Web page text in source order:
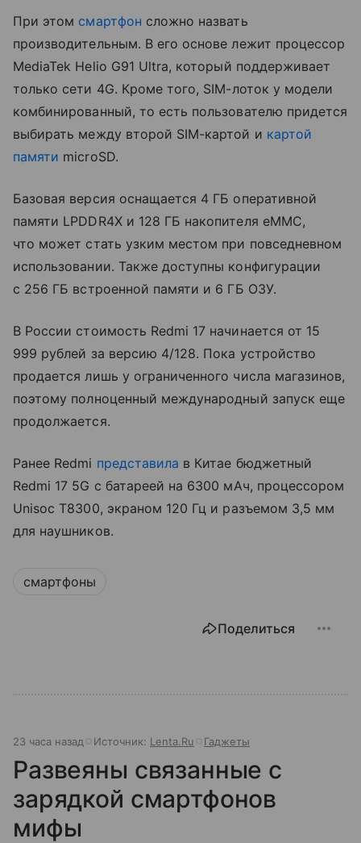
При этом смартфон сложно назвать
производительным. В его основе лежит процессор
MediaTek Helio G91 Ultra, который поддерживает
только сети 4G. Кроме того, SIM-лоток у модели
комбинированный, то есть пользователю придется
выбирать между второй SIM-картой и картой
памяти microSD.
Базовая версия оснащается 4 ГБ оперативной
памяти LPDDR4X и 128 ГБ накопителя eMMC,
что может стать узким местом при повседневном
использовании. Также доступны конфигурации
с 256 ГБ встроенной памяти и 6 ГБ ОЗУ.
В России стоимость Redmi 17 начинается от 15
999 рублей за версию 4/128. Пока устройство
продается лишь у ограниченного числа магазинов,
поэтому полноценный международный запуск еще
продолжается.
Ранее Redmi представила в Китае бюджетный
Redmi 17 5G с батареей на 6300 мАч, процессором
Unisoc T8300, экраном 120 Гц и разъемом 3,5 мм
для наушников.
смартфоны
Поделиться
23 часа назад Источник: Lenta.Ru Гаджеты
Развеяны связанные с
зарядкой смартфонов
мифы